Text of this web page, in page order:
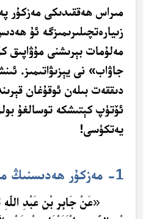
مىراس ھەققىدىكى مەزكۇر
زىيارەتچىلىرىمىزگە ئۇ
مەلۇمات بېرىشنى مۇۋاپىق
جاۋاب» نى يېزىۋاتىمىز.
دىققەت بىلەن ئوقۇغان
ئۆتۈپ كېتىشكە توسالغۇ
يەتكۈسى!
1- مەزكۇر ھەدىسنىڭ مەتنى (تېكىستى)
«عَنْ جَابِرِ بْنِ عَبْدِ